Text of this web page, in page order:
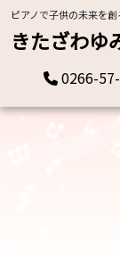
ピアノで子供の未来を
きたざわゆ
0266-